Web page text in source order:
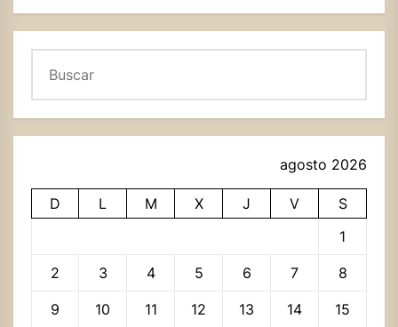
agosto 2026
D L M X J V
S
1
2 3 4 5 6 7 8
9 10 11 12 13 14 15